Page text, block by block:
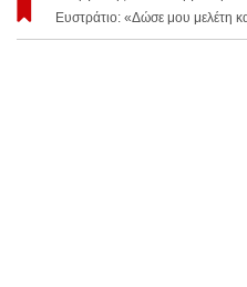
Ευστράτιο: «Δώσε μου μελέτη